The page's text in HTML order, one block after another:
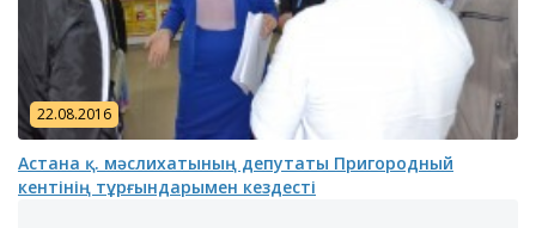
22.08.2016
Астана қ. мәслихатының депутаты Пригородный
кентінің тұрғындарымен кездесті